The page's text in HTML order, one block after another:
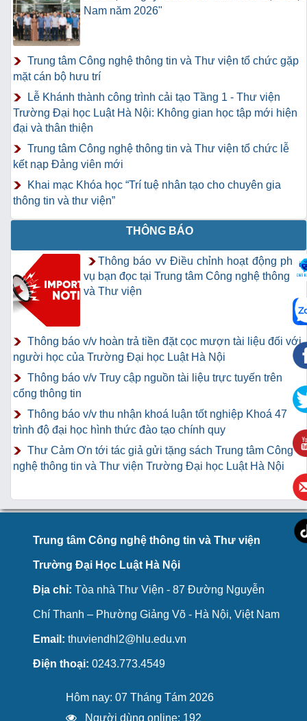
Nam năm 2026"
Trung tâm Công nghệ thông tin và Thư viện tổ chức gặp
mặt cán bộ hưu trí
Lễ Khánh thành công trình cải tạo Tầng 1 - Thư viện
Trường Đại học Luật Hà Nội: Không gian học tập mới hiện
đại và thân thiện
Trung tâm Công nghệ thông tin và Thư viện tổ chức lễ
kết nạp Đảng viên mới
Khai mạc Khóa học “Trí tuệ nhân tạo cho chuyên gia
thông tin và thư viện”
THÔNG BÁO
Thông báo vv Điều chỉnh hoạt động phục
vụ bạn đọc tại Trung tâm Công nghệ thông tin
và Thư viện
Thông báo v/v hoàn trả tiền đặt cọc mượn tài liệu đối với
người học của Trường Đại học Luật Hà Nội
Thông báo v/v Truy cập nguồn tài liệu trực tuyến trên
cổng thông tin
Thông báo v/v thu nhận khoá luận tốt nghiệp Khoá 47
trình độ đại học hình thức đào tạo chính quy
Thư Cảm Ơn tới tác giả gửi tặng sách Trung tâm Công
nghệ thông tin và Thư viện Trường Đại học Luật Hà Nội
Trung tâm Công nghệ thông tin và Thư viện
Trường Đại Học Luật Hà Nội
Địa chỉ: Tòa nhà Thư Viện - 87 Đường Nguyễn
Chí Thanh – Phường Giảng Võ - Hà Nội, Việt Nam
Email: thuviendhl2@hlu.edu.vn
Điện thoại: 0243.773.4549
Hôm nay: 07 Tháng Tám 2026
Người dùng online: 192